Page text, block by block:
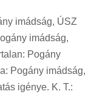
imádság, ÚSZ
imádság,
Pogány
Pogány imádság,
igénye. K. T.: